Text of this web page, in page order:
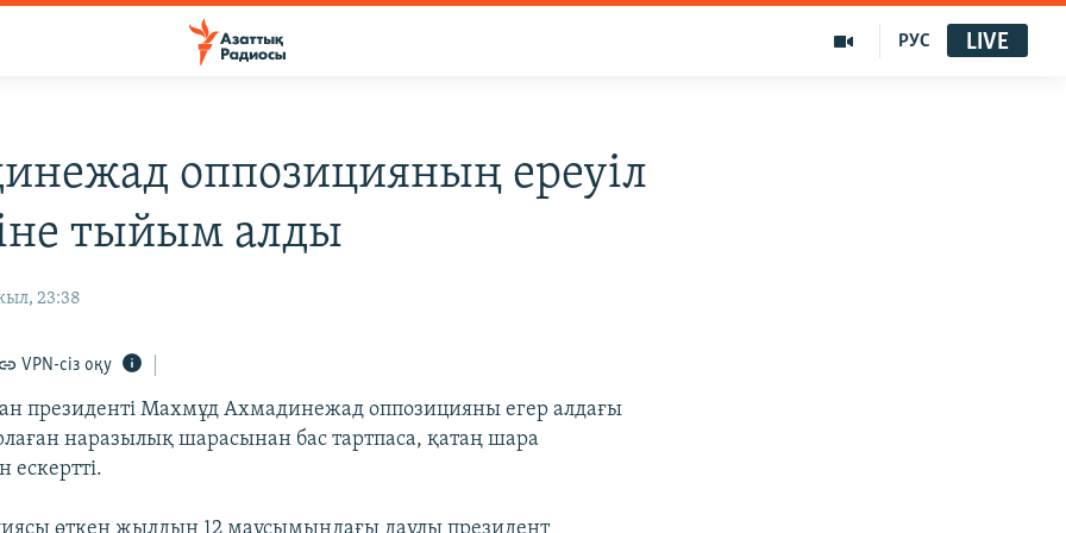
РУС LIVE
оппозицияның ереуіл
тыйым алды
23:38
VPN-сіз оқу
президенті Махмұд Ахмадинежад оппозицияны егер алдағы
наразылық шарасынан бас тартпаса, қатаң шара
ескертті.